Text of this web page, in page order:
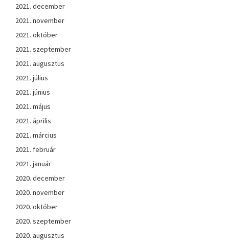
2021. december
2021. november
2021. október
2021. szeptember
2021. augusztus
2021. július
2021. június
2021. május
2021. április
2021. március
2021. február
2021. január
2020. december
2020. november
2020. október
2020. szeptember
2020. augusztus